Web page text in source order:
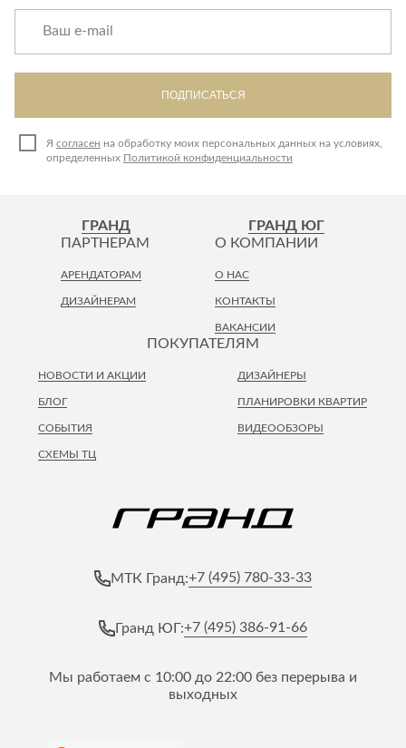
ПОДПИСАТЬСЯ
Я согласен на обработку моих персональных данных на условиях,
определенных Политикой конфиденциальности
ГРАНД ГРАНД ЮГ
ПОКУПАТЕЛЯМ
НОВОСТИ И АКЦИИ
ПЛАНИРОВКИ КВАРТИР
ВИДЕООБЗОРЫ
БЛОГ
СОБЫТИЯ
СХЕМЫ ТЦ
ДИЗАЙНЕРЫ
ПАРТНЕРАМ
АРЕНДАТОРАМ
ДИЗАЙНЕРАМ
О КОМПАНИИ
О НАС
КОНТАКТЫ
ВАКАНСИИ
МТК Гранд:+7 (495) 780-33-33
Гранд ЮГ:+7 (495) 386-91-66
Мы работаем с 10:00 до 22:00 без перерыва и
выходных